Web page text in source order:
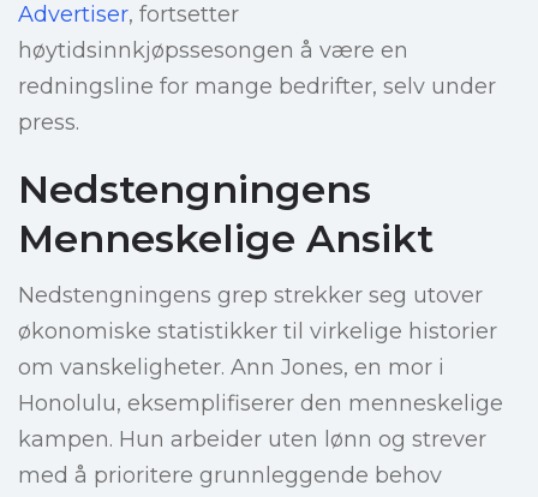
Advertiser, fortsetter
høytidsinnkjøpssesongen å være en
redningsline for mange bedrifter, selv under
press.
Nedstengningens
Menneskelige Ansikt
Nedstengningens grep strekker seg utover
økonomiske statistikker til virkelige historier
om vanskeligheter. Ann Jones, en mor i
Honolulu, eksemplifiserer den menneskelige
kampen. Hun arbeider uten lønn og strever
med å prioritere grunnleggende behov